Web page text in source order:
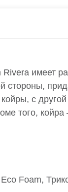
имеет
стороны,
с
того,
Foam,